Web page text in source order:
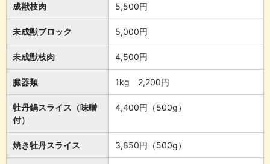
成獣枝肉 5,500円
未成獣ブロック 5,000円
未成獣枝肉 4,500円
臓器類 1kg 2,200円
牡丹鍋スライス（味噌
付）
4,400円（500g）
焼き牡丹スライス 3,850円（500g）